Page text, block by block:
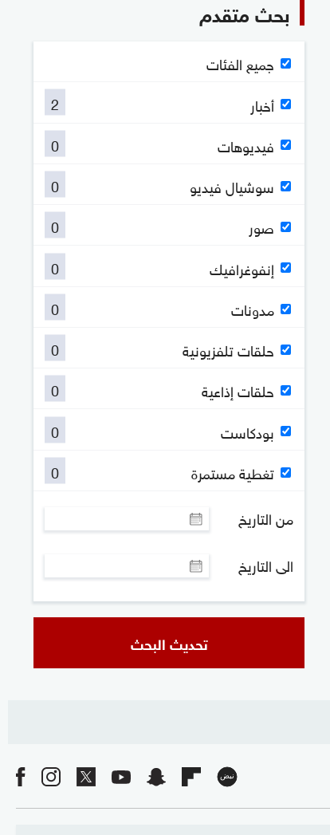
بحث متقدم
جميع الفئات
أخبار
2
فيديوهات
0
سوشيال فيديو
0
صور
0
إنفوغرافيك
0
مدونات
0
حلقات تلفزيونية
0
حلقات إذاعية
0
بودكاست
0
تغطية مستمرة
0
من التاريخ
الى التاريخ
تحديث البحث